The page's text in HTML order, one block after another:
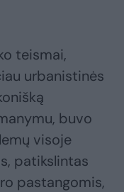
teismai,
urbanistinės
buvo
visoje
patikslintas
pastangomis,